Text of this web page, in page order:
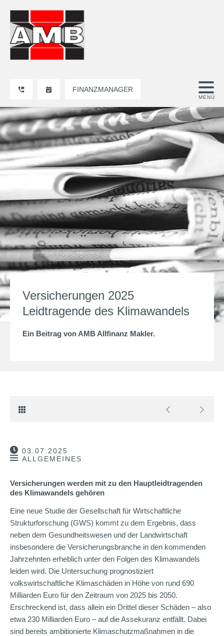
FINANZMANAGER
Versicherungen 2025
Leidtragende des Klimawandels
Ein Beitrag von AMB Allfinanz Makler.
03.07.2025
ALLGEMEINES
Versicherungen werden mit zu den Hauptleidtragenden
des Klimawandels gehören
Eine neue Studie der Gesellschaft für Wirtschaftliche
Strukturforschung (GWS) kommt zu dem Ergebnis, dass
neben dem Gesundheitswesen und der Landwirtschaft
insbesondere die Versicherungsbranche in den kommenden
Jahrzehnten erheblich unter den Folgen des Klimawandels
leiden wird. Die Untersuchung prognostiziert
volkswirtschaftliche Klimaschäden in Höhe von rund 690
Milliarden Euro für den Zeitraum von 2025 bis 2050.
Erschreckend ist, dass allein ein Drittel dieser Schäden – also
etwa 230 Milliarden Euro – auf die Assekuranz entfällt. Dabei
sind bereits ambitionierte Klimaschutzmaßnahmen in die